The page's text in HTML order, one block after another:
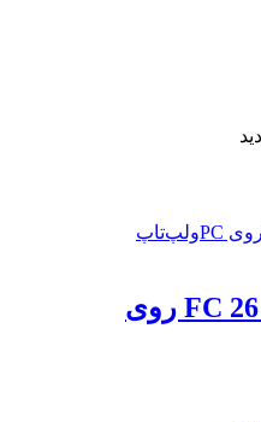
نصب حرفه‌ای بازی FC 26 روی